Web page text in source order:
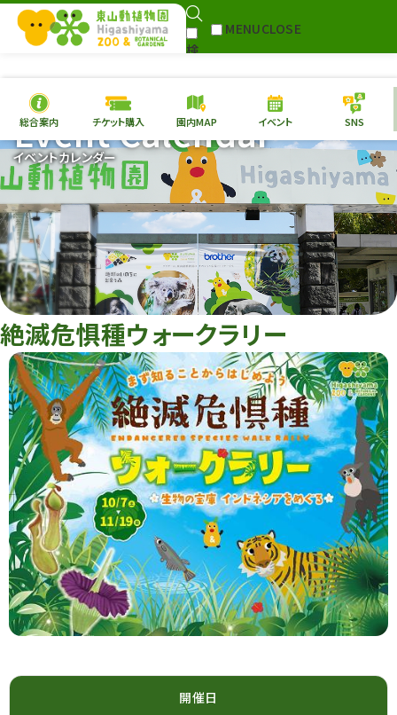
検
MENUCLOSE
本日の開園情報 チケ
園内MAP イベント
総合案内
動物園 植物園
再生プラン
東山動植物園
への支援
環境教育
サイトマップ
Follow
総合案内 チケット購入 園内MAP イベント SNS
イベントカレンダー
Event Calendar
絶滅危惧種ウォークラリー
開催日